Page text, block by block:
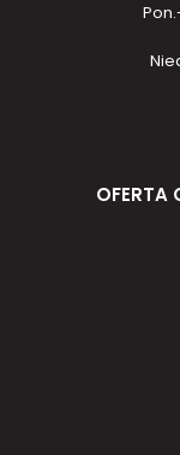
OFERTA